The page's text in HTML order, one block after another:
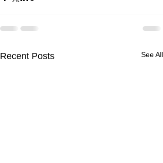
Recent Posts See All